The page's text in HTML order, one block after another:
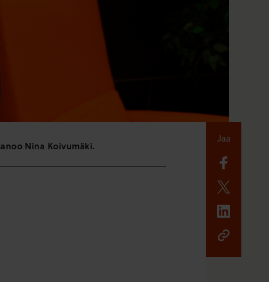
Nina Koivumäki.
Jaa